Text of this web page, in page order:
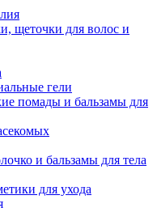
щеточки для волос и
гели
помады и бальзамы для
и бальзамы для тела
для ухода